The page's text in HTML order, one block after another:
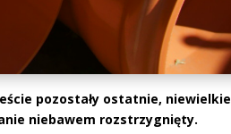
pozostały ostatnie, niewielkie
niebawem rozstrzygnięty.